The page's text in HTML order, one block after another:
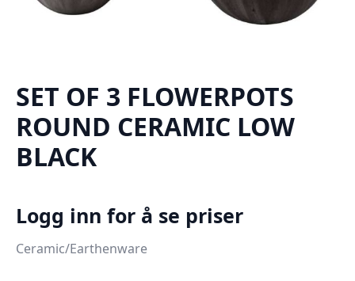
SET OF 3 FLOWERPOTS
ROUND CERAMIC LOW
BLACK
Logg inn for å se priser
Ceramic/Earthenware